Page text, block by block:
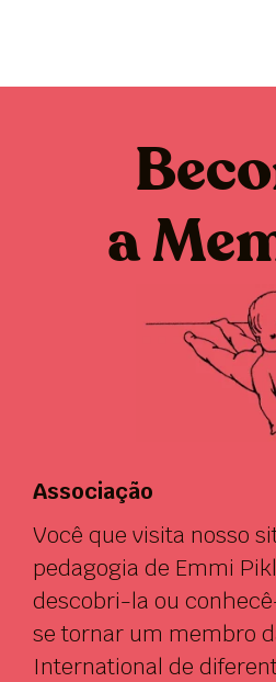
a
Associação
Você que visita nosso
pedagogia de Emmi
descobri-la ou
se tornar um membro
International de